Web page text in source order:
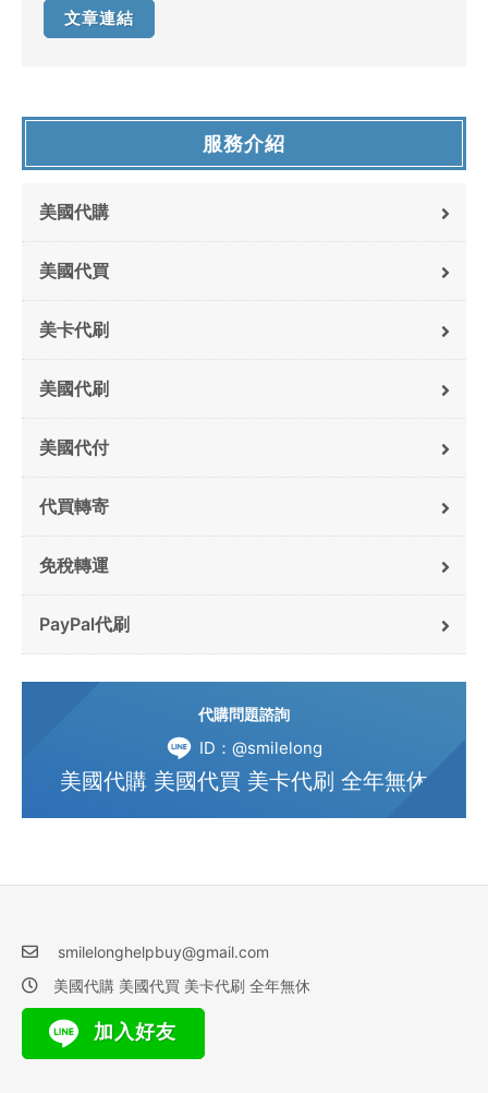
文章連結
服務介紹
美國代購
美國代買
美卡代刷
美國代刷
美國代付
代買轉寄
免稅轉運
PayPal代刷
代購問題諮詢
ID：@smilelong
美國代購 美國代買 美卡代刷 全年無休
smilelonghelpbuy@gmail.com
美國代購 美國代買 美卡代刷 全年無休
加入好友